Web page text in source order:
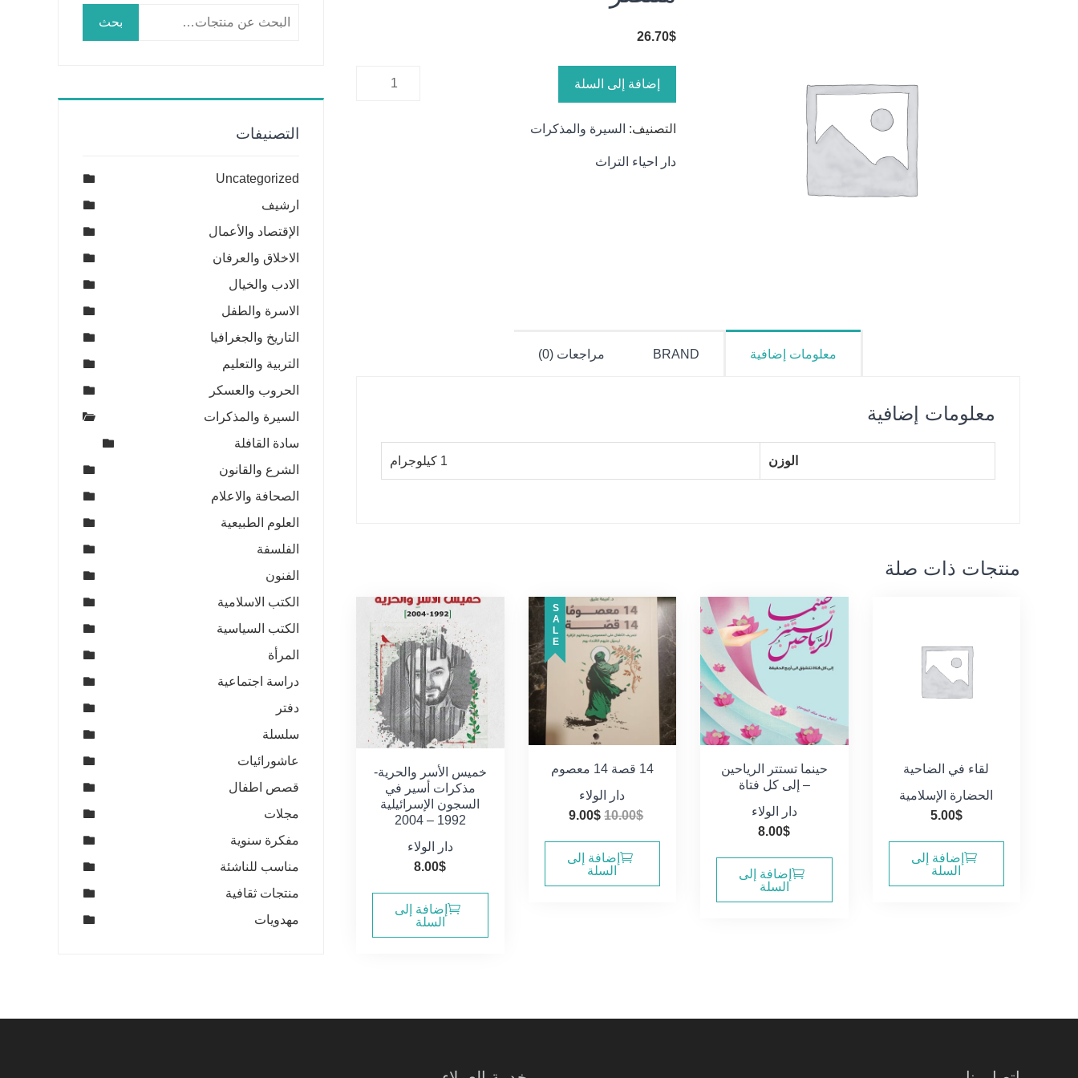
26.70$
إضافة إلى السلة
التصنيف: السيرة والمذكرات
دار احياء التراث
معلومات إضافية BRAND مراجعات (0)
معلومات إضافية
الوزن 1 كيلوجرام
منتجات ذات صلة
لقاء في الضاحية
الحضارة الإسلامية
5.00$
إضافة إلى
السلة
حينما تستتر الرياحين
– إلى كل فتاة
دار الولاء
8.00$
إضافة إلى
السلة
SALE
14 قصة 14 معصوم
دار الولاء
10.00$
السعر
هو:
10.00$.
9.00$
إضافة إلى
السلة
خميس الأسر والحرية-
مذكرات أسير في
السجون الإسرائيلية
1992 – 2004
دار الولاء
8.00$
إضافة إلى
السلة
بحث
التصنيفات
Uncategorized
ارشيف
الإقتصاد والأعمال
الاخلاق والعرفان
الادب والخيال
الاسرة والطفل
التاريخ والجغرافيا
التربية والتعليم
الحروب والعسكر
السيرة والمذكرات
سادة القافلة
الشرع والقانون
الصحافة والاعلام
العلوم الطبيعية
الفلسفة
الفنون
الكتب الاسلامية
الكتب السياسية
المرأة
دراسة اجتماعية
دفتر
سلسلة
عاشورائيات
قصص اطفال
مجلات
مفكرة سنوية
مناسب للناشئة
منتجات ثقافية
مهدويات